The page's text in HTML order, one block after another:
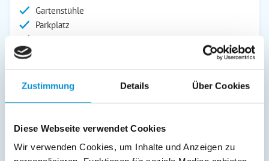
Zustimmung Details Über Cookies
Diese Webseite verwendet Cookies
Wir verwenden Cookies, um Inhalte und Anzeigen zu
Gartenstühle
Parkplatz
Bettwäsche inkl.